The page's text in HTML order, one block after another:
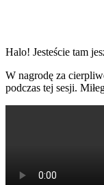
Halo! Jesteście tam
W nagrodę za
podczas tej sesji.